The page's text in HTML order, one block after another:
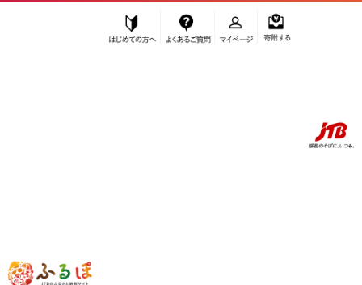
ふるぽ JTBのふるさと納税サイト